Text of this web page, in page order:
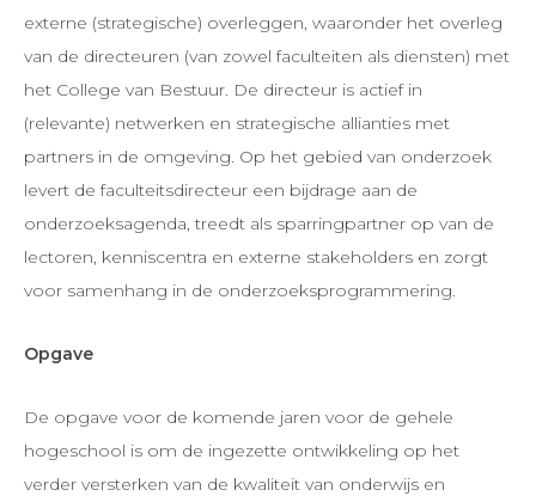
externe (strategische) overleggen, waaronder het overleg
van de directeuren (van zowel faculteiten als diensten) met
het College van Bestuur. De directeur is actief in
(relevante) netwerken en strategische allianties met
partners in de omgeving. Op het gebied van onderzoek
levert de faculteitsdirecteur een bijdrage aan de
onderzoeksagenda, treedt als sparringpartner op van de
lectoren, kenniscentra en externe stakeholders en zorgt
voor samenhang in de onderzoeksprogrammering.
Opgave
De opgave voor de komende jaren voor de gehele
hogeschool is om de ingezette ontwikkeling op het
verder versterken van de kwaliteit van onderwijs en